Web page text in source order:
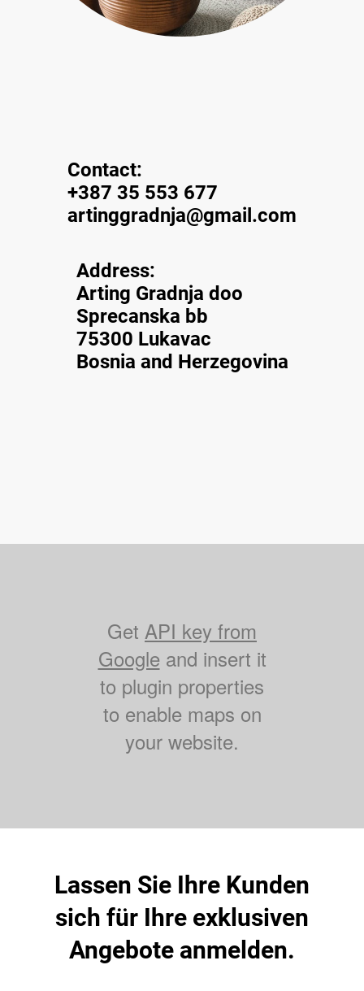
Contact:
+387 35 553 677
artinggradnja@gmail.com
Address:
Arting Gradnja doo
Sprecanska bb
75300 Lukavac
Bosnia and Herzegovina
Get API key from
Googleand insert it
to plugin properties
to enable maps on
your website.
Lassen Sie Ihre Kunden
sich für Ihre exklusiven
Angebote anmelden.